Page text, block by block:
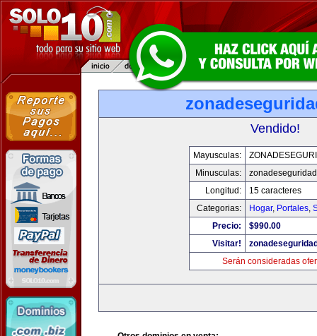
Vendido!
Mayusculas:
Minusculas:
Longitud:
15 caracteres
Categorias:
Hogar, Portales,
Precio:
$990.00
Visitar!
Serán consideradas